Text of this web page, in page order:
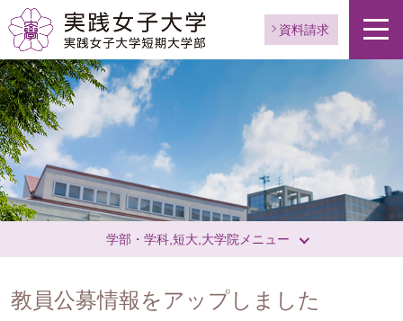
資料請求
学部・学科,短大,大学院メニュー
教員公募情報をアップしました
ジ
ッ
プ
へ